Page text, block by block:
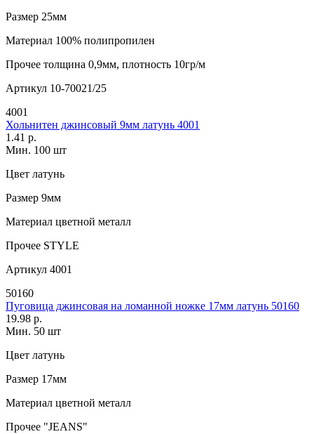
Размер 25мм
Материал 100% полипропилен
Прочее толщина 0,9мм, плотность 10гр/м
Артикул 10-70021/25
4001
Хольнитен джинсовый 9мм латунь 4001
1.41 р.
Мин. 100 шт
Цвет латунь
Размер 9мм
Материал цветной металл
Прочее STYLE
Артикул 4001
50160
Пуговица джинсовая на ломанной ножке 17мм латунь 50160
19.98 р.
Мин. 50 шт
Цвет латунь
Размер 17мм
Материал цветной металл
Прочее "JEANS"